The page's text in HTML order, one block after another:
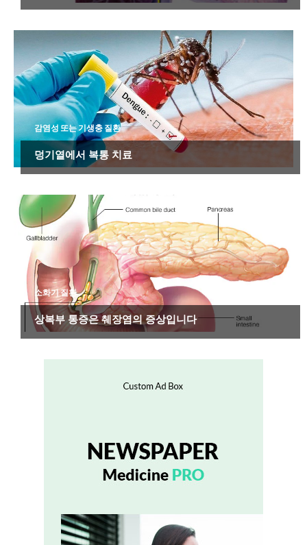
감염성 또는 기생충 질환
덩기열에서 복통 치료
소화기 질환
상복부 통증은 췌장염의 증상입니다